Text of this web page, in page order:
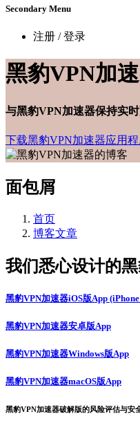
Secondary Menu
注册 / 登录
黑豹VPN加
与黑豹VPN加速器保持实
下载黑豹VPN加速器应用
面包屑
首页
博客文章
我们悉心设计的
黑豹VPN加速器iOS版App
黑豹VPN加速器安卓版App
黑豹VPN加速器Windows版App
黑豹VPN加速器macOS版App
黑豹VPN加速器破解版的风险评估与安